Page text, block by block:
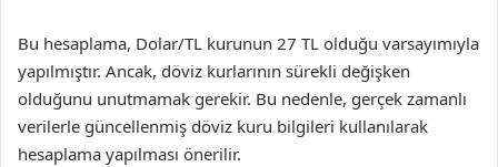
Bu hesaplama, Dolar/TL kurunun 27 TL olduğu varsayımıyla
yapılmıştır. Ancak, döviz kurlarının sürekli değişken
olduğunu unutmamak gerekir. Bu nedenle, gerçek zamanlı
verilerle güncellenmiş döviz kuru bilgileri kullanılarak
hesaplama yapılması önerilir.